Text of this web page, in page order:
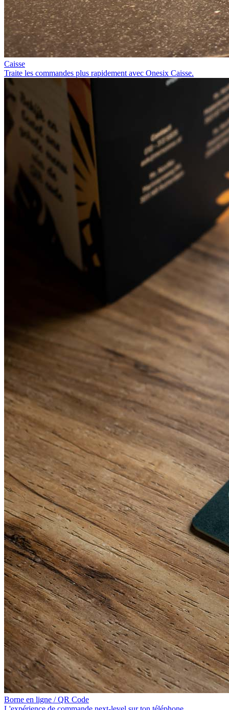
Caisse
Traite les commandes plus rapidement avec Onesix Caisse.
Borne en ligne / QR Code